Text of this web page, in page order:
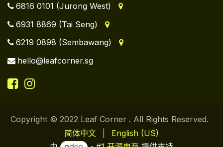
6816 0101 (Jurong West)
6931 8869 (Tai Seng)
6219 0898 (Sembawang)
hello@leafcorner.sg
Copyright © 2022 Leaf Corner . All Rights Reserved.
简体中文
English (US)